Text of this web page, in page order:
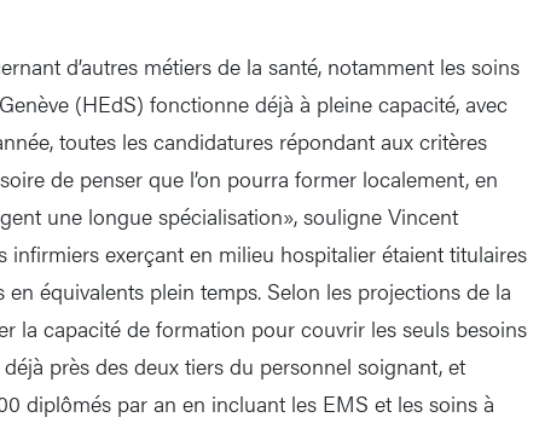
d’autres métiers de la santé, notamment les soins
(HEdS) fonctionne déjà à pleine capacité, avec
toutes les candidatures répondant aux critères
de penser que l’on pourra former localement, en
une longue spécialisation», souligne Vincent
infirmiers exerçant en milieu hospitalier étaient titulaires
équivalents plein temps. Selon les projections de la
la capacité de formation pour couvrir les seuls besoins
près des deux tiers du personnel soignant, et
diplômés par an en incluant les EMS et les soins à